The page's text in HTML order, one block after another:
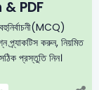
PDF
প্র্যাকটিস করুন, নিয়মিত
প্রস্তুতি নিন।